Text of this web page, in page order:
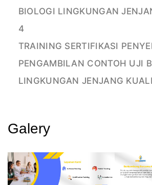
BIOLOGI LINGKUNGAN
4
TRAINING SERTIFIKASI
PENGAMBILAN CONTOH UJI
LINGKUNGAN JENJANG
Galery